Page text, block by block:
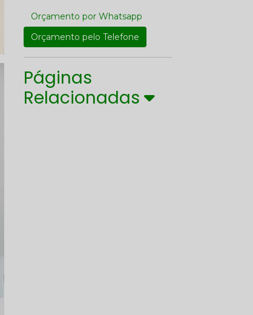
Orçamento por Whatsapp
Orçamento pelo Telefone
Páginas
Relacionadas